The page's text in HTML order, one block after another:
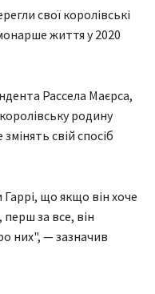
свої королівські
життя у 2020
Рассела Маєрса,
родину
свій спосіб
Гаррі, що якщо він хоче
за все, він
них", — зазначив